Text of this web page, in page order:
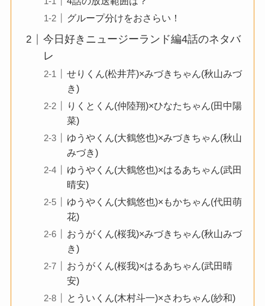
グループ分けをおさらい！
今日好きニュージーランド編4話のネタバ
レ
せりくん(松井芹)×みづきちゃん(秋山みづ
き)
りくとくん(仲陸翔)×ひなたちゃん(田中陽
菜)
ゆうやくん(大鶴悠也)×みづきちゃん(秋山
みづき)
ゆうやくん(大鶴悠也)×はるあちゃん(武田
晴安)
ゆうやくん(大鶴悠也)×もかちゃん(代田萌
花)
おうがくん(桜我)×みづきちゃん(秋山みづ
き)
おうがくん(桜我)×はるあちゃん(武田晴
安)
とういくん(木村斗一)×さわちゃん(紗和)